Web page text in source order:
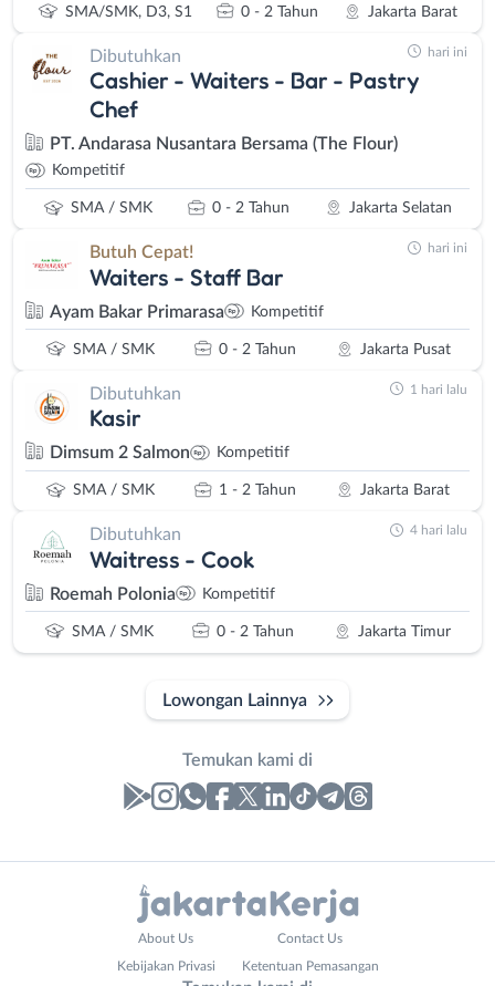
SMA/SMK, D3, S1 0 - 2 Tahun Jakarta Barat
Dibutuhkan
Cashier - Waiters - Bar - Pastry
Chef
PT. Andarasa Nusantara Bersama (The Flour)
Kompetitif
SMA / SMK 0 - 2 Tahun Jakarta Selatan
hari ini
Butuh Cepat!
Waiters - Staff Bar
Ayam Bakar Primarasa Kompetitif
SMA / SMK 0 - 2 Tahun Jakarta Pusat
hari ini
Dibutuhkan
Kasir
Dimsum 2 Salmon Kompetitif
SMA / SMK 1 - 2 Tahun Jakarta Barat
1 hari lalu
Dibutuhkan
Waitress - Cook
Roemah Polonia Kompetitif
SMA / SMK 0 - 2 Tahun Jakarta Timur
4 hari lalu
Lowongan Lainnya
Temukan kami di
About Us Contact Us
Kebijakan Privasi Ketentuan Pemasangan